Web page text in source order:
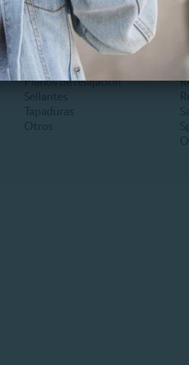
Desgaste
Extracciones
Frenillos
Higiene
Implantes
Planos de relajación
Sellantes
Tapaduras